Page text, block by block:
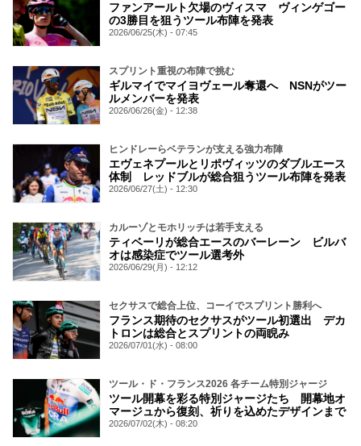
ファンアールト欠場のヴィスマ ヴィンゲゴー
の3勝目を狙うツール布陣を発表
2026/06/25(木) - 07:45
スプリント重視の布陣で挑む
ギルマイでマイヨヴェール奪還へ NSNがツー
ルメンバーを発表
2026/06/26(金) - 12:38
ヒンドレーらベテランが支える強力布陣
エヴェネプールとリポヴィッツのダブルエース
体制 レッドブルが総合狙うツール布陣を発表
2026/06/27(土) - 12:30
カルーゾとモホリッチは若手支える
ティベーリが総合エースのバーレーン ビルバ
オは感染症でツール選考外
2026/06/29(月) - 12:12
セクサスで総合上位、コーイでスプリント勝利へ
フランス期待のセクサスがツール初選出 デカ
トロンは総合とスプリントの両睨み
2026/07/01(水) - 08:00
ツール・ド・フランス2026 各チーム特別ジャージ
ツール開幕を彩る特別ジャージたち 開幕地オ
マージュから復刻、祈りを込めたデザインまで
2026/07/02(木) - 08:20